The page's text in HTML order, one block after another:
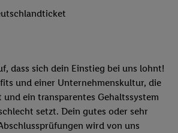
dass sich dein Einstieg bei uns lohnt!
und einer Unternehmenskultur, die
ein transparentes Gehaltssystem
setzt. Dein gutes oder sehr
wird von uns